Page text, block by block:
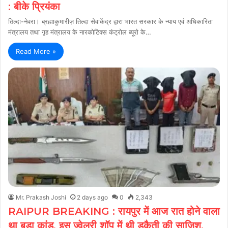
: बीके प्रियंका
तिल्दा-नेवरा। ब्रह्माकुमारीज़ तिल्दा सेवाकेंद्र द्वारा भारत सरकार के न्याय एवं अधिकारिता
मंत्रालय तथा गृह मंत्रालय के नारकोटिक्स कंट्रोल ब्यूरो के…
Read More »
Mr. Prakash Joshi 2 days ago 0 2,343
RAIPUR BREAKING : रायपुर में आज रात होने वाला
था बड़ा कांड, इस ज्वेलरी शॉप में थी डकैती की साजिश,